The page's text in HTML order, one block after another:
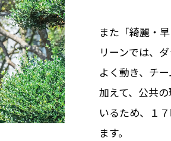
また「綺麗・
リーンでは、
よく動き、チ
加えて、公共
いるため、１
ます。